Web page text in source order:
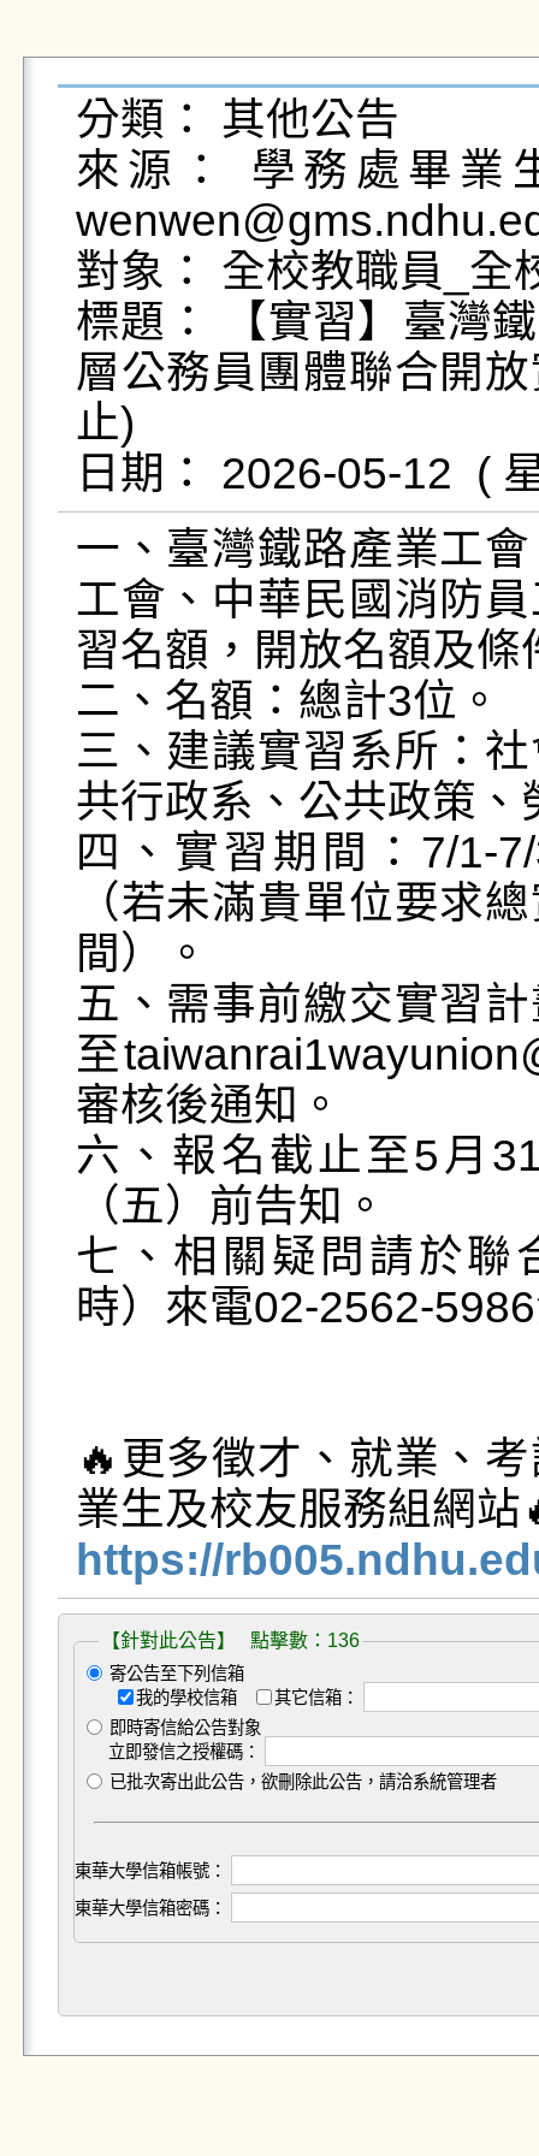
分類： 其他公告
來源： 學務處畢業
對象： 全校教職員_全
標題： 【實習】臺灣
層公務員團體聯合開
止)
一、臺灣鐵路產業工
工會、中華民國消防
習名額，開放名額及條
二、名額：總計3位。
三、建議實習系所：
共行政系、公共政策
四、實習期間：7/1-
（若未滿貴單位要求
間）。
五、需事前繳交實習
至
審核後通知。
六、報名截止至5月
（五）前告知。
七、相關疑問請於聯
時）來電02-2562-
🔥更多徵才、就業、
https://
【針對此公告】 點擊數：136
寄公告至下列信箱
我的學校信箱
其它信箱：
即時寄信給公告對象
立即發信之授權碼：
已批次寄出此公告，欲刪除此公告，請洽系統管理者
東華大學信箱帳號：
東華大學信箱密碼：